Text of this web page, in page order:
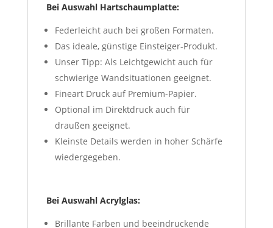
Bei Auswahl Hartschaumplatte:
Federleicht auch bei großen Formaten.
Das ideale, günstige Einsteiger-Produkt.
Unser Tipp: Als Leichtgewicht auch für
schwierige Wandsituationen geeignet.
Fineart Druck auf Premium-Papier.
Optional im Direktdruck auch für
draußen geeignet.
Kleinste Details werden in hoher Schärfe
wiedergegeben.
Bei Auswahl Acrylglas:
Brillante Farben und beeindruckende